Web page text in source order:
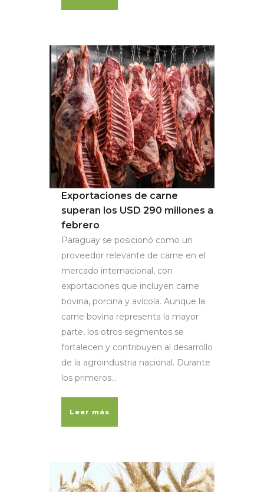
Exportaciones de carne
superan los USD 290 millones a
febrero
Paraguay se posicionó como un
proveedor relevante de carne en el
mercado internacional, con
exportaciones que incluyen carne
bovina, porcina y avícola. Aunque la
carne bovina representa la mayor
parte, los otros segmentos se
fortalecen y contribuyen al desarrollo
de la agroindustria nacional. Durante
los primeros...
Leer más